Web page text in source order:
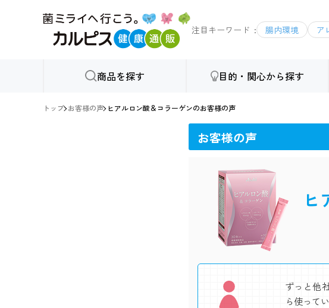
注目キーワード 腸内環境 ア
商品を探す 目的・関心から探す
トップ お客様の声 ヒアルロン酸＆コラーゲンのお客様の声
お客様の声
ヒ
ずっと他
ら使って